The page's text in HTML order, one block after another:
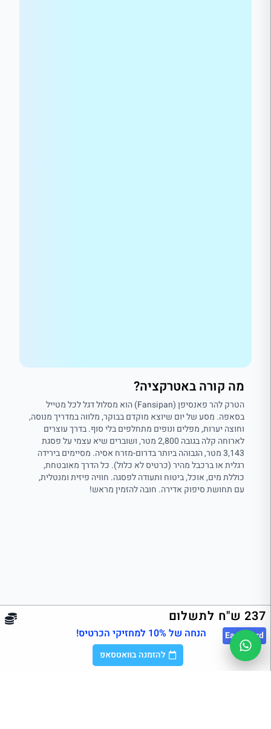
מה קורה באטרקציה?
הטרק להר פאנסיפן (Fansipan) הוא מסלול דגל לכל מטייל
בסאפה. מסע של יום שיוצא מוקדם בבוקר, מלווה במדריך מנוסה,
וחוצה יערות, מפלים ונופים מתחלפים בלי סוף. בדרך עוצרים
לארוחה קלה בגובה 2,800 מטר, ושוברים שיא עצמי על פסגת
3,143 מטר, הגבוהה ביותר בדרום-מזרח אסיה. מסיימים בירידה
רגלית או ברכבל מהיר (כרטיס לא כלול). כל הדרך מאובטחת,
כוללת מים, אוכל, ביטוח ותעודה לפסגה. חוויה פיזית ומנטלית,
עם תחושת סיפוק אדירה. חובה להזמין מראש!
237 ש"ח לתשלום
East Card הנחה של 10% למחזיקי הכרטיס!
להזמנה בוואטסאפ